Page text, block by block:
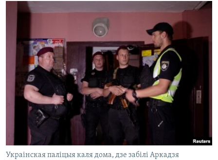
Украінская паліцыя каля дома, дзе забілі Аркадзя